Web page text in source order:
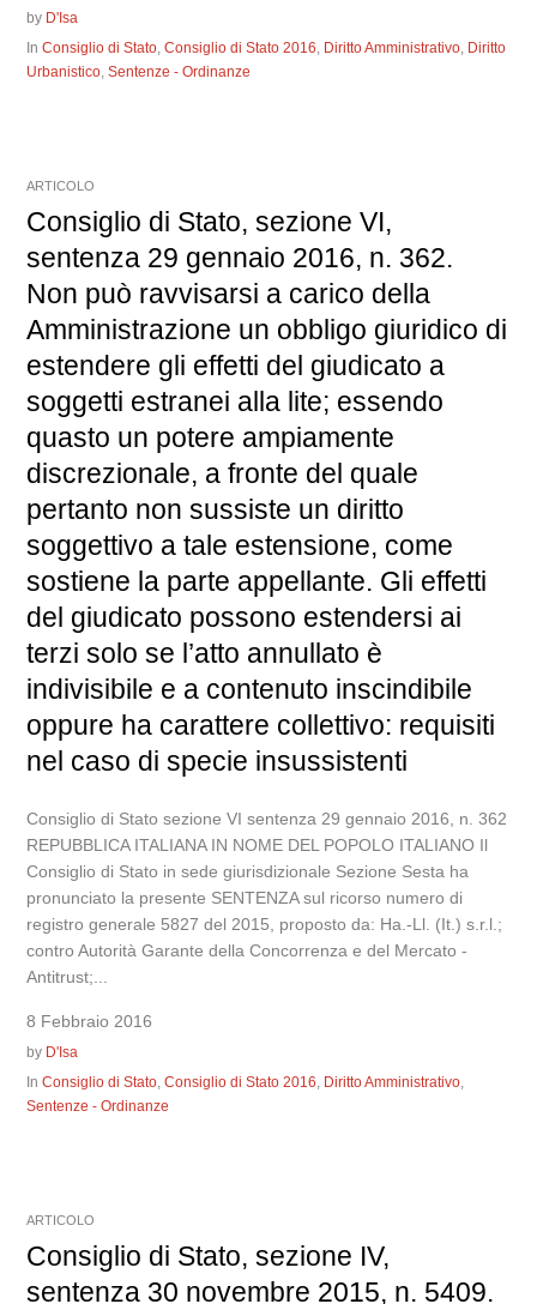
by D'Isa
InConsiglio di Stato ,Consiglio di Stato 2016 Diritto Amministrativo Diritto
Urbanistico ,Sentenze - Ordinanze
ARTICOLO
Consiglio di Stato, sezione VI,
sentenza 29 gennaio 2016, n. 362.
Non può ravvisarsi a carico della
Amministrazione un obbligo giuridico di
estendere gli effetti del giudicato a
soggetti estranei alla lite; essendo
quasto un potere ampiamente
discrezionale, a fronte del quale
pertanto non sussiste un diritto
soggettivo a tale estensione, come
sostiene la parte appellante. Gli effetti
del giudicato possono estendersi ai
terzi solo se l’atto annullato è
indivisibile e a contenuto inscindibile
oppure ha carattere collettivo: requisiti
nel caso di specie insussistenti
Consiglio di Stato sezione VI sentenza 29 gennaio 2016, n. 362
REPUBBLICA ITALIANA IN NOME DEL POPOLO ITALIANO Il
Consiglio di Stato in sede giurisdizionale Sezione Sesta ha
pronunciato la presente SENTENZA sul ricorso numero di
registro generale 5827 del 2015, proposto da: Ha.-Ll. (It.) s.r.l.;
contro Autorità Garante della Concorrenza e del Mercato -
Antitrust;...
8 Febbraio 2016
by D'Isa
InConsiglio di Stato ,Consiglio di Stato 2016 Diritto Amministrativo
Sentenze - Ordinanze
ARTICOLO
Consiglio di Stato, sezione IV,
sentenza 30 novembre 2015, n. 5409.